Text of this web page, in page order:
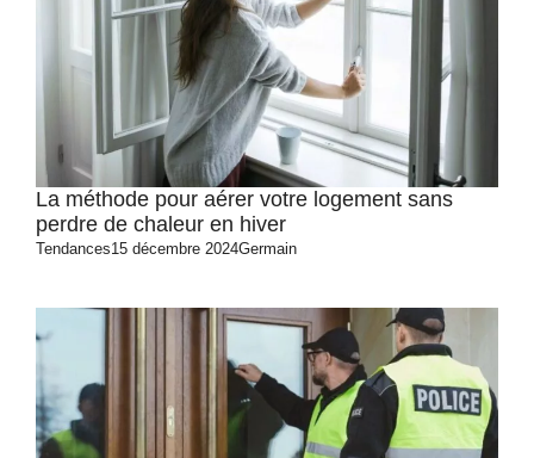
La méthode pour aérer votre logement sans
perdre de chaleur en hiver
Tendances15 décembre 2024Germain